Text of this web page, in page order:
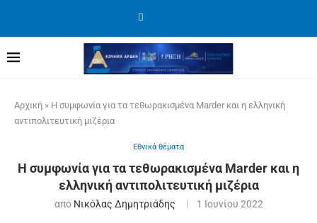
Αρχική » Η συμφωνία για τα τεθωρακισμένα Marder και η ελληνική
αντιπολιτευτική μιζέρια
Εθνικά θέματα
Η συμφωνία για τα τεθωρακισμένα Marder και η
ελληνική αντιπολιτευτική μιζέρια
από Νικόλας Δημητριάδης 1 Ιουνίου 2022